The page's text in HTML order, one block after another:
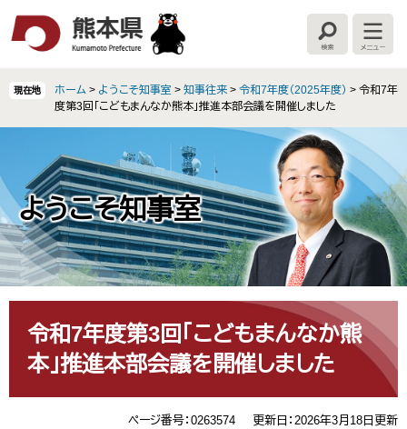
本
文
へ
検
索
メ
ニ
ー
現在地 ホーム > ようこそ知事室 > 知事往来 > 令和7年度（2025年度） > 令和7年
度第3回「こどもまんなか熊本」推進本部会議を開催しました
ようこそ知事室
令和7年度第3回「こどもまんなか熊
本」推進本部会議を開催しました
ページ番号：0263574 更新日：2026年3月18日更新